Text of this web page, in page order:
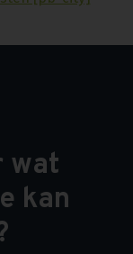
wat
kan